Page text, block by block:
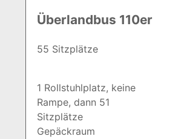
Überlandbus 110er
55 Sitzplätze
1 Rollstuhlplatz, keine
Rampe, dann 51
Sitzplätze
Gepäckraum